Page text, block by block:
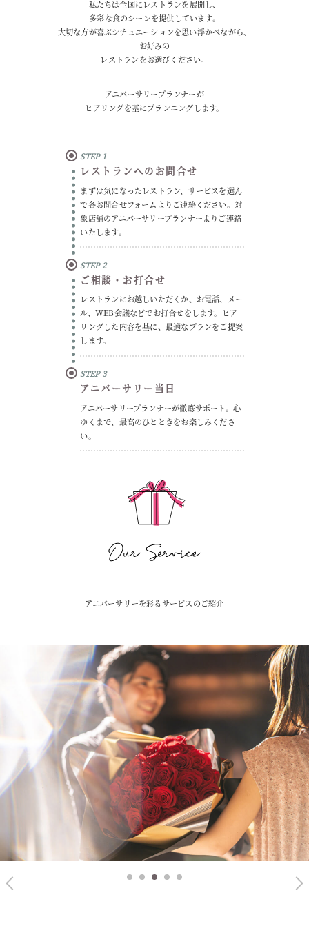
私たちは全国にレストランを展開し、
多彩な食のシーンを提供しています。
大切な方が喜ぶシチュエーションを思い浮かべながら、
お好みの
レストランをお選びください。
アニバーサリープランナーが
ヒアリングを基にプランニングします。
STEP
レストランへのお問合せ
まずは気になったレストラン、サービスを選ん
で各お問合せフォームよりご連絡ください。対
象店舗のアニバーサリープランナーよりご連絡
いたします。
STEP
ご相談・お打合せ
レストランにお越しいただくか、お電話、メー
ル、WEB会議などでお打合せをします。ヒア
リングした内容を基に、最適なプランをご提案
します。
STEP
アニバーサリー当日
アニバーサリープランナーが徹底サポート。心
ゆくまで、最高のひとときをお楽しみくださ
い。
アニバーサリーを彩るサービスのご紹介
1 2 3 4 5